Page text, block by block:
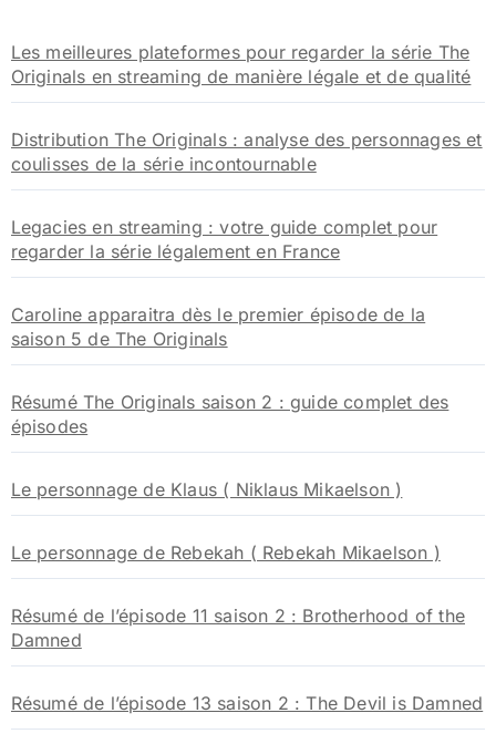
e
r
Les meilleures plateformes pour regarder la série The
Originals en streaming de manière légale et de qualité
Distribution The Originals : analyse des personnages et
coulisses de la série incontournable
Legacies en streaming : votre guide complet pour
regarder la série légalement en France
Caroline apparaitra dès le premier épisode de la
saison 5 de The Originals
Résumé The Originals saison 2 : guide complet des
épisodes
Le personnage de Klaus ( Niklaus Mikaelson )
Le personnage de Rebekah ( Rebekah Mikaelson )
Résumé de l’épisode 11 saison 2 : Brotherhood of the
Damned
Résumé de l’épisode 13 saison 2 : The Devil is Damned